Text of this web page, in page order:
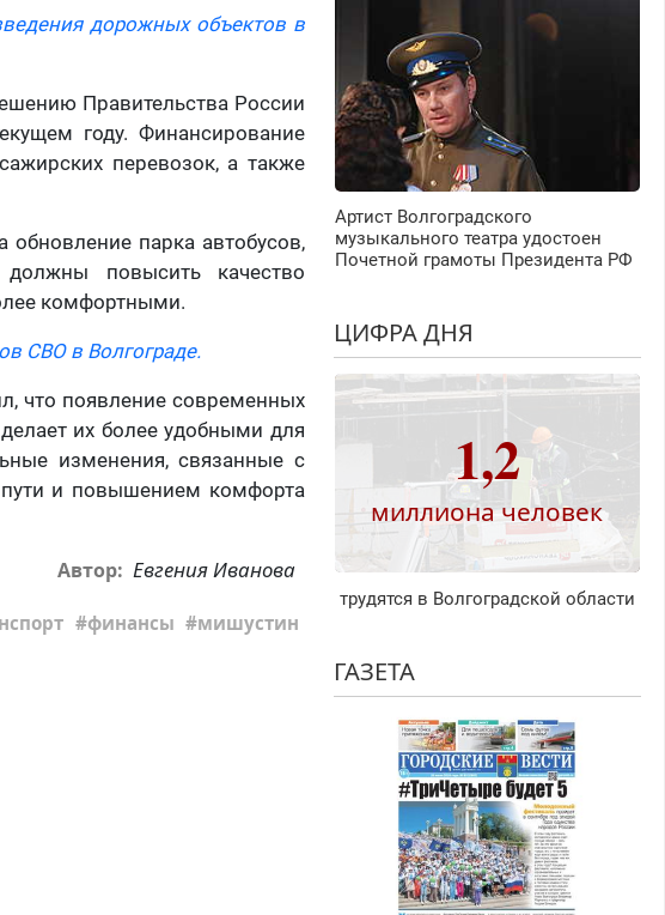
дорожных объектов в
Правительства России
году. Финансирование
перевозок, а также
парка автобусов,
повысить качество
комфортными.
СВО в Волгограде.
что появление современных
их более удобными для
изменения, связанные с
и повышением комфорта
Автор: Евгения Иванова
финансы мишустин
Артист Волгоградского
музыкального театра удостоен
Почетной грамоты Президента РФ
ЦИФРА ДНЯ
1,2
миллиона человек
трудятся в Волгоградской области
ГАЗЕТА